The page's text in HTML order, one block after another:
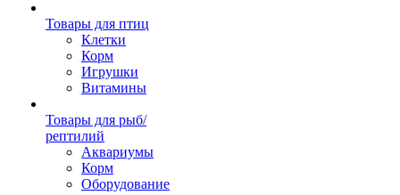
Товары для птиц
Клетки
Корм
Игрушки
Витамины
Товары для рыб/
рептилий
Аквариумы
Корм
Оборудование